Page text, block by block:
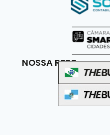
NOSSA REDE